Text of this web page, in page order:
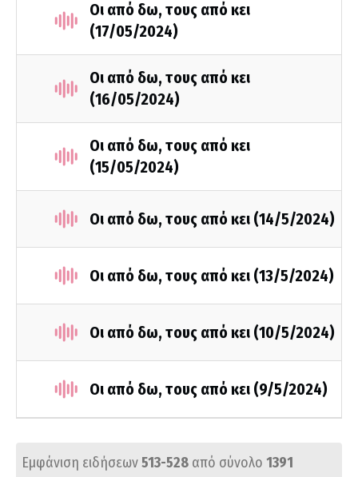
Οι από δω, τους από κει
(17/05/2024)
Οι από δω, τους από κει
(16/05/2024)
Οι από δω, τους από κει
(15/05/2024)
Οι από δω, τους από κει (14/5/2024)
Οι από δω, τους από κει (13/5/2024)
Οι από δω, τους από κει (10/5/2024)
Οι από δω, τους από κει (9/5/2024)
Εμφάνιση ειδήσεων513-528 από σύνολο 1391